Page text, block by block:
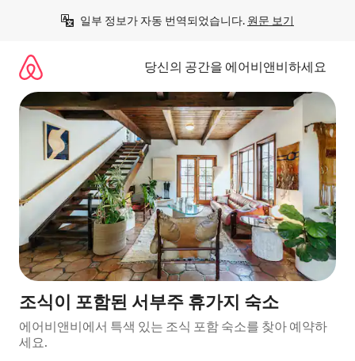
일부 정보가 자동 번역되었습니다. 원문 보기
당신의 공간을 에어비앤비하세요
조식이 포함된 서부주 휴가지 숙소
에어비앤비에서 특색 있는 조식 포함 숙소를 찾아 예약하
세요.